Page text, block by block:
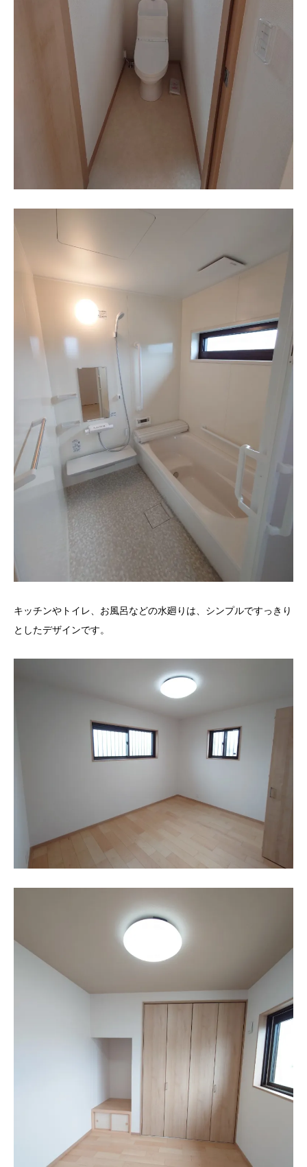
キッチンやトイレ、お風呂などの水廻りは、シンプルですっきり
としたデザインです。